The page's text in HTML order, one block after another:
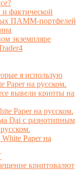
фактической
ПАММ-портфелей
экземпляре
я использую
Paper на русском.
вывели крипты на
Paper на русском.
Dai с разнотипным
Paper на
криптовалют